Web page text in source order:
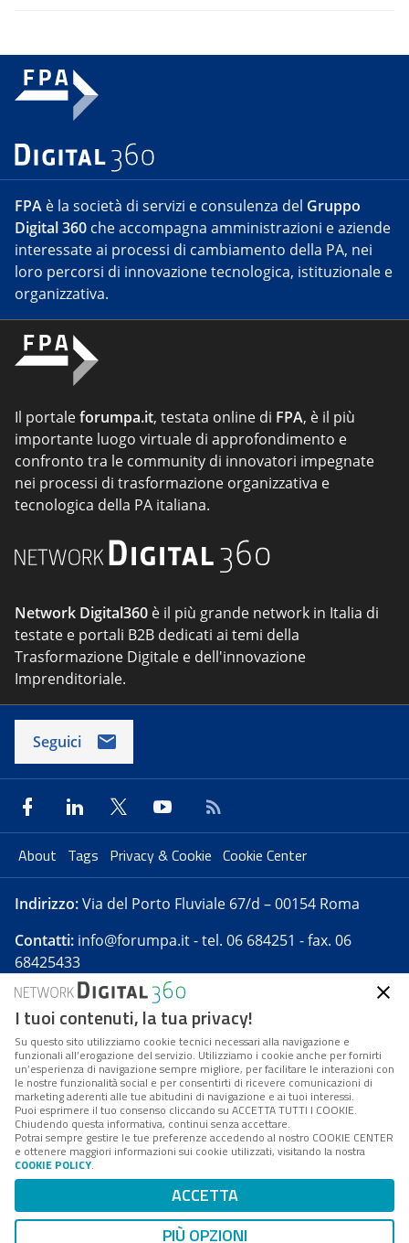
FPA è la società di servizi e consulenza del Gruppo
Digital 360 che accompagna amministrazioni e aziende
interessate ai processi di cambiamento della PA, nei
loro percorsi di innovazione tecnologica, istituzionale e
organizzativa.
Il portaleforumpa.it, testata online di FPA, è il più
importante luogo virtuale di approfondimento e
confronto tra le community di innovatori impegnate
nei processi di trasformazione organizzativa e
tecnologica della PA italiana.
Network Digital360 è il più grande network in Italia di
testate e portali B2B dedicati ai temi della
Trasformazione Digitale e dell'innovazione
Imprenditoriale.
Seguici
About Tags Privacy & Cookie Cookie Center
Indirizzo:Via del Porto Fluviale 67/d – 00154 Roma
Contatti: info@forumpa.it- tel. 06 684251 - fax. 06
68425433
Forumpa.itè una pubblicazione telematica iscritta
presso Registro della stampa del Tribunale di Roma -
Reg. n. 182 del 2 maggio 2008 - Direttore resp. Michela
Stentella
FPA s.r.l. è società soggetta a Direzione e
Coordinamento da parte di Digital360 S.p.A. - FPA s.r.l.
è un'azienda certificata per il sistema di management
Codice Fiscale/Partita IVA n. 10693191008 - R.E.A. Roma
n. 1249791. ISP AWS
Mappa del sito
I tuoi contenuti, la tua privacy!
Su questo sito utilizziamo cookie tecnici necessari alla navigazione e
funzionali all’erogazione del servizio. Utilizziamo i cookie anche per fornirti
un’esperienza di navigazione sempre migliore, per facilitare le interazioni con
le nostre funzionalità social e per consentirti di ricevere comunicazioni di
marketing aderenti alle tue abitudini di navigazione e ai tuoi interessi.
Puoi esprimere il tuo consenso cliccando su ACCETTA TUTTI I COOKIE.
Chiudendo questa informativa, continui senza accettare.
Potrai sempre gestire le tue preferenze accedendo al nostro COOKIE CENTER
e ottenere maggiori informazioni sui cookie utilizzati, visitando la nostra
COOKIE POLICY.
ACCETTA
PIÙ OPZIONI